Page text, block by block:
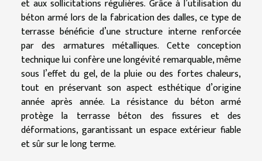
et aux sollicitations régulières. Grâce à l’utilisation du
béton armé lors de la fabrication des dalles, ce type de
terrasse bénéficie d’une structure interne renforcée
par des armatures métalliques. Cette conception
technique lui confère une longévité remarquable, même
sous l’effet du gel, de la pluie ou des fortes chaleurs,
tout en préservant son aspect esthétique d’origine
année après année. La résistance du béton armé
protège la terrasse béton des fissures et des
déformations, garantissant un espace extérieur fiable
et sûr sur le long terme.